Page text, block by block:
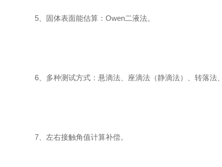
5、固体表面能估算：Owen二液法。
6、多种测试方式：悬滴法、座滴法（静滴法）、转落法
7、左右接触角值计算补偿。